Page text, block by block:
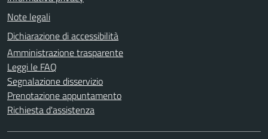
Note legali
Dichiarazione di accessibilità
Amministrazione trasparente
Leggi le FAQ
Segnalazione disservizio
Prenotazione appuntamento
Richiesta d'assistenza